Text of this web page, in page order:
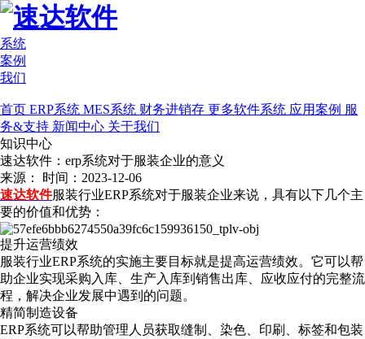
系统
案例
我们
首页 ERP系统 MES系统 财务进销存 更多软件系统 应用案例 服
务&支持 新闻中心 关于我们
知识中心
速达软件：erp系统对于服装企业的意义
来源： 时间：2023-12-06
速达软件服装行业ERP系统对于服装企业来说，具有以下几个主
要的价值和优势：
提升运营绩效
服装行业ERP系统的实施主要目标就是提高运营绩效。它可以帮
助企业实现采购入库、生产入库到销售出库、应收应付的完整流
程，解决企业发展中遇到的问题。
精简制造设备
ERP系统可以帮助管理人员获取缝制、染色、印刷、标签和包装